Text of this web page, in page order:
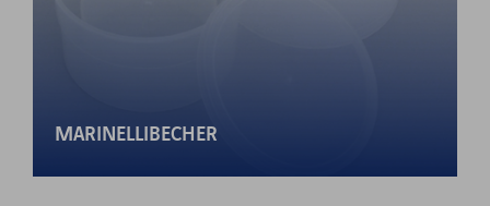
MARINELLIBECHER